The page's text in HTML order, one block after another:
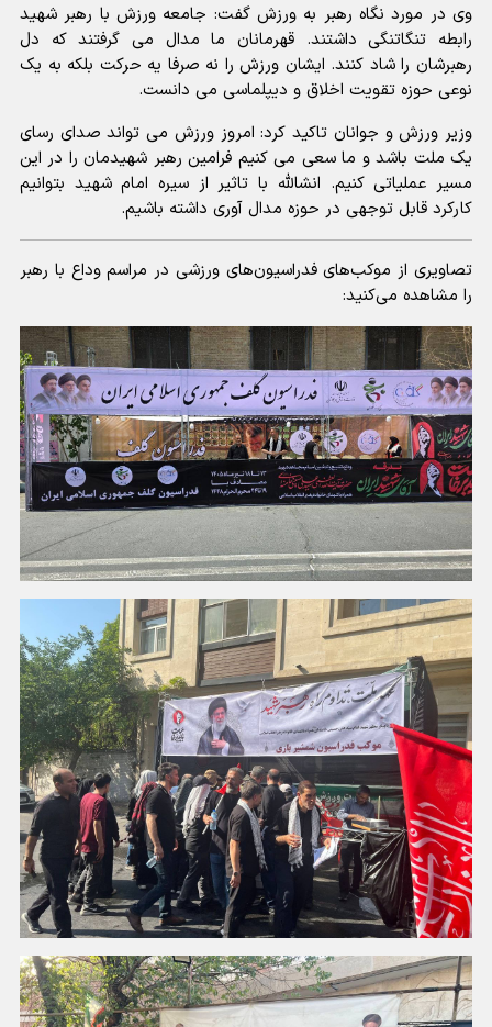
وی در مورد نگاه رهبر به ورزش گفت: جامعه ورزش با رهبر شهید
رابطه تنگاتنگی داشتند. قهرمانان ما مدال می گرفتند که دل
رهبرشان را شاد کنند. ایشان ورزش را نه صرفا یه حرکت بلکه به یک
نوعی حوزه تقویت اخلاق و دیپلماسی می دانست.
وزیر ورزش و جوانان تاکید کرد: امروز ورزش می تواند صدای رسای
یک ملت باشد و ما سعی می کنیم فرامین رهبر شهیدمان را در این
مسیر عملیاتی کنیم. انشالله با تاثیر از سیره امام شهید بتوانیم
کارکرد قابل توجهی در حوزه مدال آوری داشته باشیم.
تصاویری از موکب‌های فدراسیون‌های ورزشی در مراسم وداع با رهبر
را مشاهده می‌کنید: